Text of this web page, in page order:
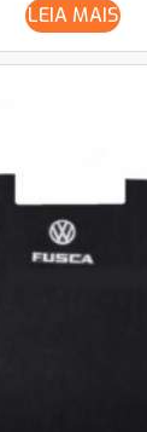
LEIA MAIS